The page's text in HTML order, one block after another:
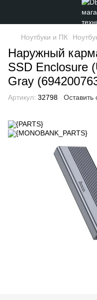
Ноутбуки и ПК
Наружный
SSD Enclosure
Gray
Артикул: 32798 Оставить